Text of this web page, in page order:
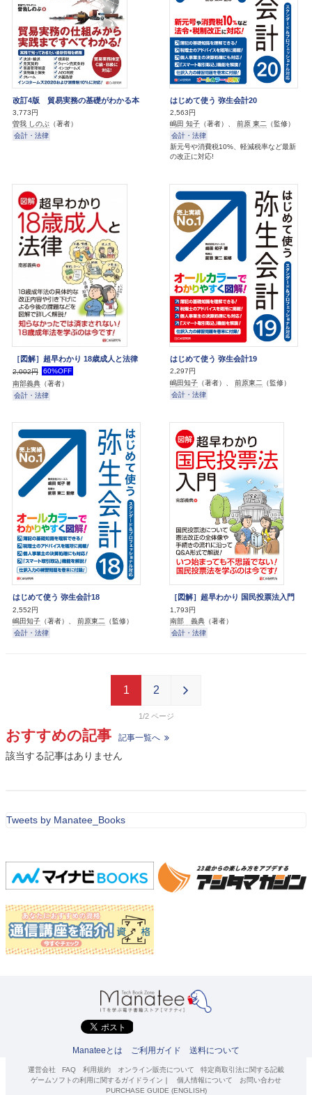
改訂4版 貿易実務の基礎がわかる本
3,773円
曽我 しのぶ （著者）
会計・法律
はじめて使う 弥生会計20
2,563円
嶋田 知子 （著者）、 前原 東二 （監修）
会計・法律
新元号や消費税10%、軽減税率など最新
の改正に対応!
［図解］超早わかり 18歳成人と法律
2,002円
60%OFF
南部義典 （著者）
会計・法律
はじめて使う 弥生会計19
2,297円
嶋田知子 （著者）、 前原東二 （監修）
会計・法律
はじめて使う 弥生会計18
2,552円
嶋田知子 （著者）、 前原東二 （監修）
会計・法律
［図解］超早わかり 国民投票法入門
1,793円
南部 義典 （著者）
会計・法律
1/2
1 2
おすすめの記事 記事一覧へ
該当する記事はありません
Tweets by Manatee_Books
Manateeとは ご利用ガイド 送料について
運営会社 FAQ 利用規約 オンライン販売について
特定商取引法に関する記載
ゲームソフトの利用に関するガイドライン ｜ 個人情報について
お問い合わせ
PURCHASE GUIDE (ENGLISH)